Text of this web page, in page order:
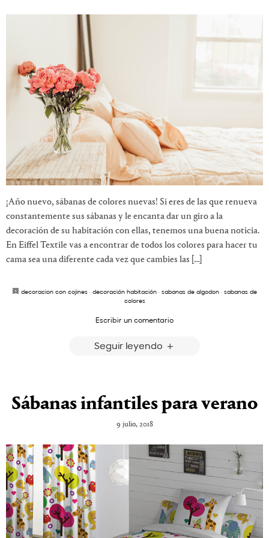
¡Año nuevo, sábanas de colores nuevas! Si eres de las que renueva
constantemente sus sábanas y le encanta dar un giro a la
decoración de su habitación con ellas, tenemos una buena noticia.
En Eiffel Textile vas a encontrar de todos los colores para hacer tu
cama sea una diferente cada vez que cambies las […]
decoracion con cojines · decoración habitación · sabanas de algodon · sabanas de
colores
Escribir un comentario
Seguir leyendo
Sábanas infantiles para verano
9 julio, 2018